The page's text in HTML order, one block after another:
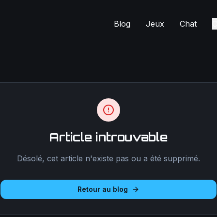
Blog Jeux Chat
Article introuvable
Désolé, cet article n'existe pas ou a été supprimé.
Retour au blog